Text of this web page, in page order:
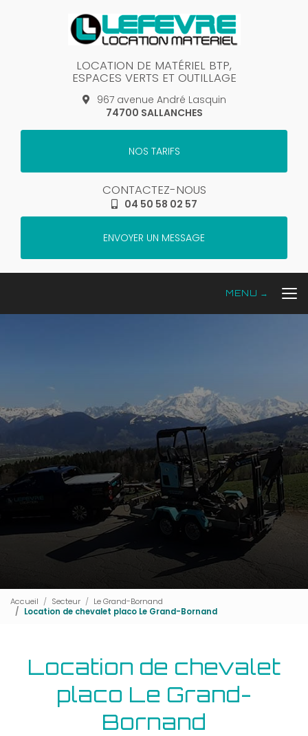
LOCATION DE MATÉRIEL BTP,
ESPACES VERTS ET OUTILLAGE
967 avenue André Lasquin
74700 SALLANCHES
NOS TARIFS
CONTACTEZ-NOUS
04 50 58 02 57
ENVOYER UN MESSAGE
Accueil Secteur
Le Grand-Bornand
Location de chevalet placo Le Grand-Bornand
Location de chevalet
placo Le Grand-
Bornand